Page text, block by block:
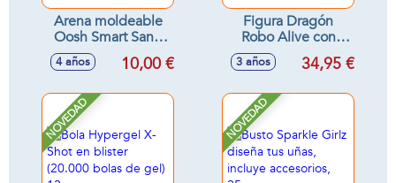
Arena moldeable
Oosh Smart Sand
1Kg
4 años 10,00 €
Figura Dragón
Robo Alive con
sonidos - Modelos
surtidos
3 años 34,95 €
NOVEDAD NOVEDAD